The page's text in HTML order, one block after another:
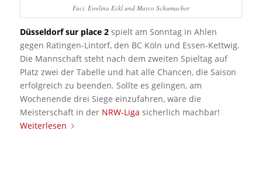
Faci, Ewelina Eckl und Marco Schumacher
Düsseldorf sur place 2spielt am Sonntag in Ahlen
gegen Ratingen-Lintorf, den BC Köln und Essen-Kettwig.
Die Mannschaft steht nach dem zweiten Spieltag auf
Platz zwei der Tabelle und hat alle Chancen, die Saison
erfolgreich zu beenden. Sollte es gelingen, am
Wochenende drei Siege einzufahren, wäre die
Meisterschaft in der NRW-Liga sicherlich machbar!
Weiterlesen